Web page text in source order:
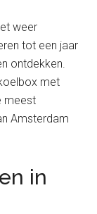
weer
tot een jaar
ontdekken.
met
meest
Amsterdam
in